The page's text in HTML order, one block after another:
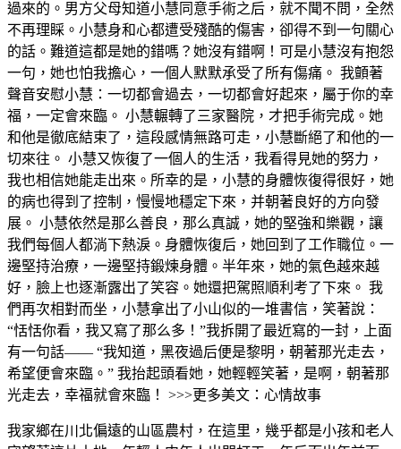
過來的。男方父母知道小慧同意手術之后，就不聞不問，全然
不再理睬。小慧身和心都遭受殘酷的傷害，卻得不到一句關心
的話。難道這都是她的錯嗎？她沒有錯啊！可是小慧沒有抱怨
一句，她也怕我擔心，一個人默默承受了所有傷痛。 我顫著
聲音安慰小慧：一切都會過去，一切都會好起來，屬于你的幸
福，一定會來臨。 小慧輾轉了三家醫院，才把手術完成。她
和他是徹底結束了，這段感情無路可走，小慧斷絕了和他的一
切來往。 小慧又恢復了一個人的生活，我看得見她的努力，
我也相信她能走出來。所幸的是，小慧的身體恢復得很好，她
的病也得到了控制，慢慢地穩定下來，并朝著良好的方向發
展。 小慧依然是那么善良，那么真誠，她的堅強和樂觀，讓
我們每個人都淌下熱淚。身體恢復后，她回到了工作職位。一
邊堅持治療，一邊堅持鍛煉身體。半年來，她的氣色越來越
好，臉上也逐漸露出了笑容。她還把駕照順利考了下來。 我
們再次相對而坐，小慧拿出了小山似的一堆書信，笑著說：
“恬恬你看，我又寫了那么多！”我拆開了最近寫的一封，上面
有一句話—— “我知道，黑夜過后便是黎明，朝著那光走去，
希望便會來臨。” 我抬起頭看她，她輕輕笑著，是啊，朝著那
光走去，幸福就會來臨！ >>>更多美文：心情故事
我家鄉在川北偏遠的山區農村，在這里，幾乎都是小孩和老人